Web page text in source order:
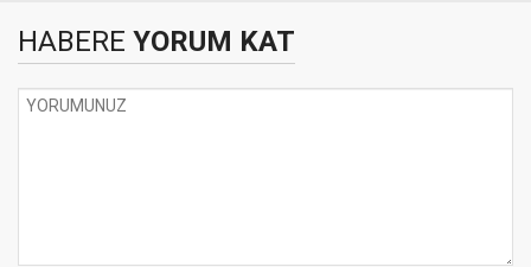
HABERE YORUM KAT